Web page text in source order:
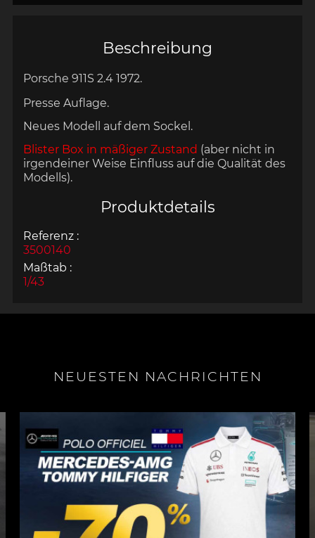
Beschreibung
Porsche 911S 2.4 1972.
Presse Auflage.
Neues Modell auf dem Sockel .
Blister Box in mäßiger Zustand (aber nicht in
irgendeiner Weise Einfluss auf die Qualität des
Modells).
Produktdetails
Referenz :
3500140
Maßtab :
1/43
NEUESTEN NACHRICHTEN